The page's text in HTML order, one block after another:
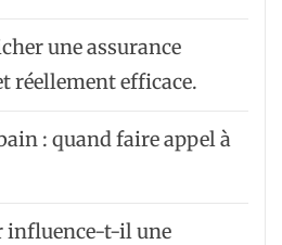
une assurance
réellement efficace.
: quand faire appel à
influence-t-il une